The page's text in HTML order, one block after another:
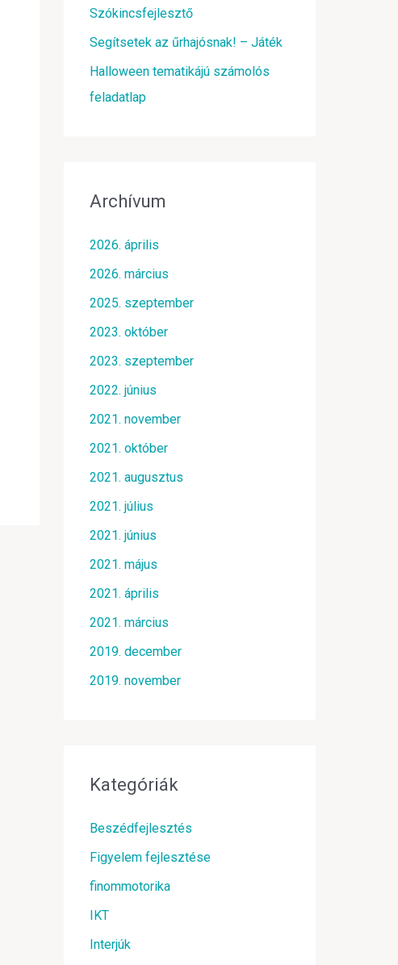
Szókincsfejlesztő
Segítsetek az űrhajósnak! – Játék
Halloween tematikájú számolós
feladatlap
Archívum
2026. április
2026. március
2025. szeptember
2023. október
2023. szeptember
2022. június
2021. november
2021. október
2021. augusztus
2021. július
2021. június
2021. május
2021. április
2021. március
2019. december
2019. november
Kategóriák
Beszédfejlesztés
Figyelem fejlesztése
finommotorika
IKT
Interjúk